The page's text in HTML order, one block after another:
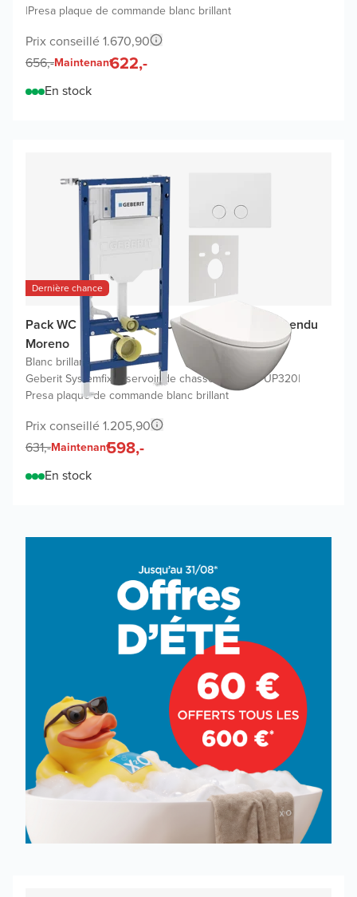
|Presa plaque de commande blanc brillant
Prix conseillé 1.670,90
656,-Maintenant622,-
En stock
Dernière chance
Pack WC promo Geberit UP320 avec WC suspendu
Moreno
Blanc brillant |
Geberit Systemfix réservoir de chasse encastré UP320|
Presa plaque de commande blanc brillant
Prix conseillé 1.205,90
631,-Maintenant598,-
En stock